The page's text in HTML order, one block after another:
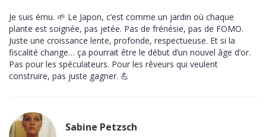
Je suis ému. 🌱 Le Japon, c’est comme un jardin où chaque
plante est soignée, pas jetée. Pas de frénésie, pas de FOMO.
Juste une croissance lente, profonde, respectueuse. Et si la
fiscalité change… ça pourrait être le début d’un nouvel âge d’or.
Pas pour les spéculateurs. Pour les rêveurs qui veulent
construire, pas juste gagner. 💪
Sabine Petzsch